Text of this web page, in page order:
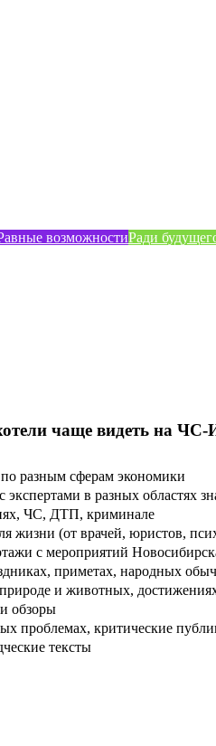
возможностиРади
чаще видеть на
разным сферам экономики
в разных областях
ЧС, ДТП, криминале
жизни (от врачей, юристов,
с мероприятий
приметах, народных
и животных, достижениях
обзоры
проблемах, критические
тексты